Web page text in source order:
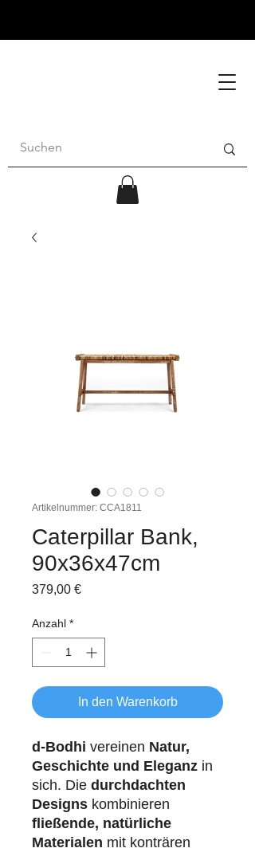
Artikelnummer: CCA1811
Caterpillar Bank,
90x36x47cm
379,00 €Preis
Anzahl *
In den Warenkorb
d-Bodhi vereinen Natur,
Geschichte und Eleganz in
sich. Die durchdachten
Designs kombinieren
fließende, natürliche
Materialen mit konträren